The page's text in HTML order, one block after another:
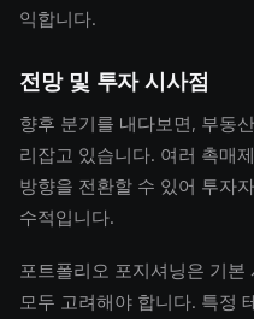
익합니다.
전망 및 투자 시사점
향후 분기를 내다보면, 부동
리잡고 있습니다. 여러 촉매
방향을 전환할 수 있어 투자
수적입니다.
포트폴리오 포지셔닝은 기
모두 고려해야 합니다. 특정